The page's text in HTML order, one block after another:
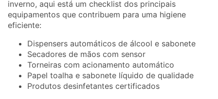
inverno, aqui está um checklist dos principais
equipamentos que contribuem para uma higiene
eficiente:
Dispensers automáticos de álcool e sabonete
Secadores de mãos com sensor
Torneiras com acionamento automático
Papel toalha e sabonete líquido de qualidade
Produtos desinfetantes certificados